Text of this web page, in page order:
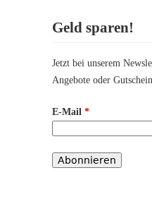
Geld sparen!
Jetzt bei unserem
Angebote oder
E-Mail *